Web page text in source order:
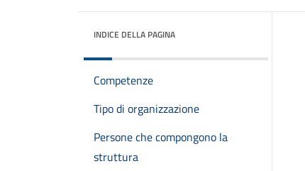
INDICE DELLA PAGINA
Competenze
Tipo di organizzazione
Persone che compongono la
struttura